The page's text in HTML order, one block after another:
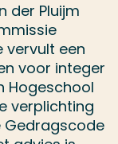
der Pluijm
vervult een
voor integer
Hogeschool
verplichting
Gedragscode